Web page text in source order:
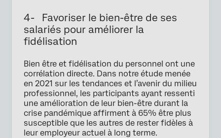
4- Favoriser le bien-être de ses
salariés pour améliorer la
fidélisation
Bien être et fidélisation du personnel ont une
corrélation directe. Dans notre étude menée
en 2021 sur les tendances et l’avenir du milieu
professionnel, les participants ayant ressenti
une amélioration de leur bien-être durant la
crise pandémique affirment à 65% être plus
susceptible que les autres de rester fidèles à
leur employeur actuel à long terme.